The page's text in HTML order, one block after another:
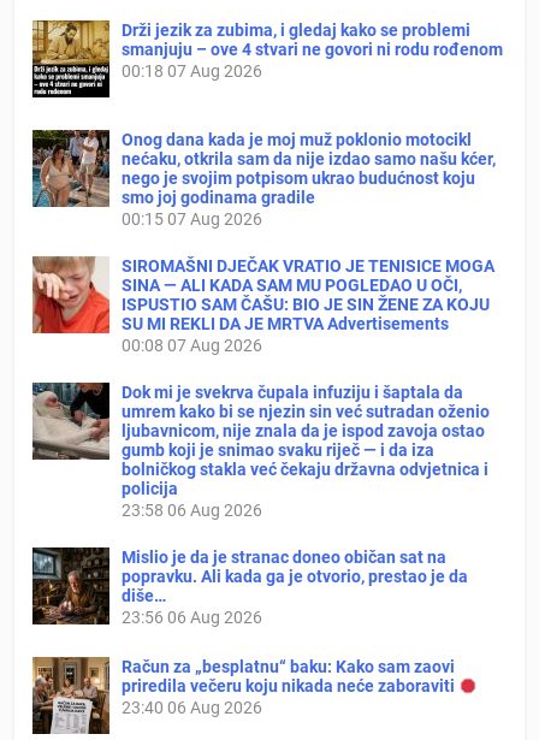
Drži jezik za zubima, i gledaj kako se problemi
smanjuju – ove 4 stvari ne govori ni rodu rođenom
00:18 07 Aug 2026
Onog dana kada je moj muž poklonio motocikl
nećaku, otkrila sam da nije izdao samo našu kćer,
nego je svojim potpisom ukrao budućnost koju
smo joj godinama gradile
00:1507 Aug 2026
SIROMAŠNI DJEČAK VRATIO JE TENISICE MOGA
SINA — ALI KADA SAM MU POGLEDAO U OČI,
ISPUSTIO SAM ČAŠU: BIO JE SIN ŽENE ZA KOJU
SU MI REKLI DA JE MRTVA Advertisements
00:08 07 Aug 2026
Dok mi je svekrva čupala infuziju i šaptala da
umrem kako bi se njezin sin već sutradan oženio
ljubavnicom, nije znala da je ispod zavoja ostao
gumb koji je snimao svaku riječ — i da iza
bolničkog stakla već čekaju državna odvjetnica i
policija
23:58 06 Aug 2026
Mislio je da je stranac doneo običan sat na
popravku. Ali kada ga je otvorio, prestao je da
diše…
23:56 06 Aug 2026
Račun za „besplatnu“ baku: Kako sam zaovi
priredila večeru koju nikada neće zaboraviti
23:40 06 Aug 2026